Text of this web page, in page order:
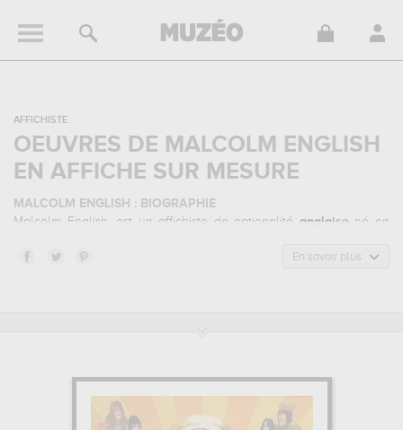
AFFICHISTE
OEUVRES DE MALCOLM ENGLISH
EN AFFICHE SUR MESURE
MALCOLM ENGLISH : BIOGRAPHIE
Malcolm English, est un affichiste de nationalité anglaise né en
été principalement actif durant la période contemporain au 20
Malcolm English est notamment connu pour les œuvres suivantes :
insolite, architecture... Vous devrez vous rendre au collection privée
pour pouvoir admirer l'une de ses œuvres. Les œuvres de Malcolm
English sont, en effet, principalement conservées au
En savoir plus